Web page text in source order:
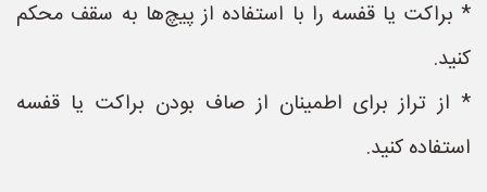
* براکت یا قفسه را با استفاده از پیچ‌ها به سقف محکم
کنید.
* از تراز برای اطمینان از صاف بودن براکت یا قفسه
استفاده کنید.